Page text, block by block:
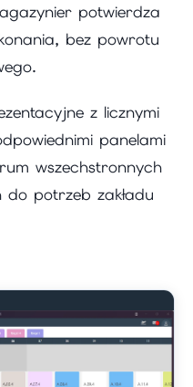
potwierdza
bez powrotu
z licznymi
panelami
wszechstronnych
potrzeb zakładu